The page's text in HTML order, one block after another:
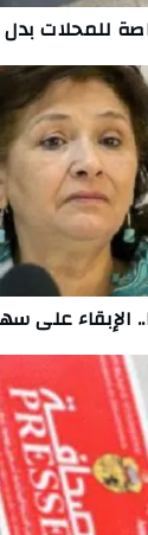
للمحلات بدل
الإبقاء على